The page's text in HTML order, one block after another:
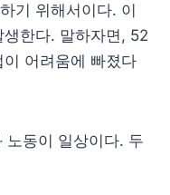
기 위해서이다. 이
한다. 말하자면, 52
어려움에 빠졌다
노동이 일상이다. 두